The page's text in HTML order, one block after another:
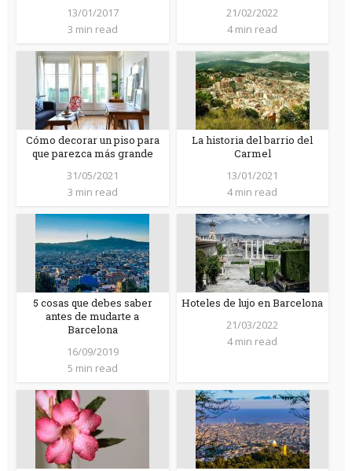
13/01/2017
3 min read
21/02/2022
4 min read
Cómo decorar un piso para
que parezca más grande
31/05/2021
3 min read
La historia del barrio del
Carmel
13/01/2021
4 min read
5 cosas que debes saber
antes de mudarte a
Barcelona
16/09/2019
5 min read
Hoteles de lujo en Barcelona
21/03/2022
4 min read